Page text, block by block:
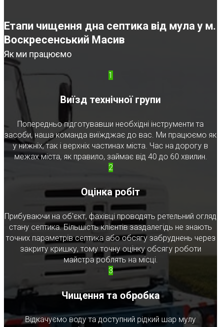
Етапи чищення дна септика від мула у м.
Воскресенський Масив
Як ми працюємо
1
Виїзд технічної групи
Попередньо підготувавши необхідні інструменти та
засоби, наша команда виїжджає до вас. Ми працюємо як
у нижніх, так і верхніх частинах міста. Час на дорогу в
межах міста, як правило, займає від 40 до 60 хвилин.
2
Оцінка робіт
Прибуваючи на об'єкт, фахівці проводять ретельний огляд
стану септика. Більшість клієнтів заздалегідь не знають
точних параметрів септика або обсягу забруднень через
закриту кришку, тому точну оцінку обсягу роботи
майстра роблять на місці.
3
Чищення та обробка
Відкачуємо воду та доступний рідкий шар мулу